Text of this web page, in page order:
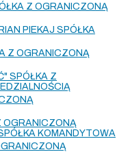
Z OGRANICZONĄ
PIEKAJ SPÓŁKA
Z OGRANICZONĄ
SPÓŁKA Z
OGRANICZONĄ
KOMANDYTOWA